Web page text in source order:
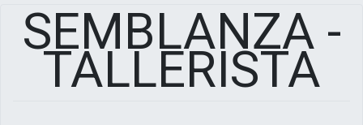
SEMBLANZA -
TALLERISTA